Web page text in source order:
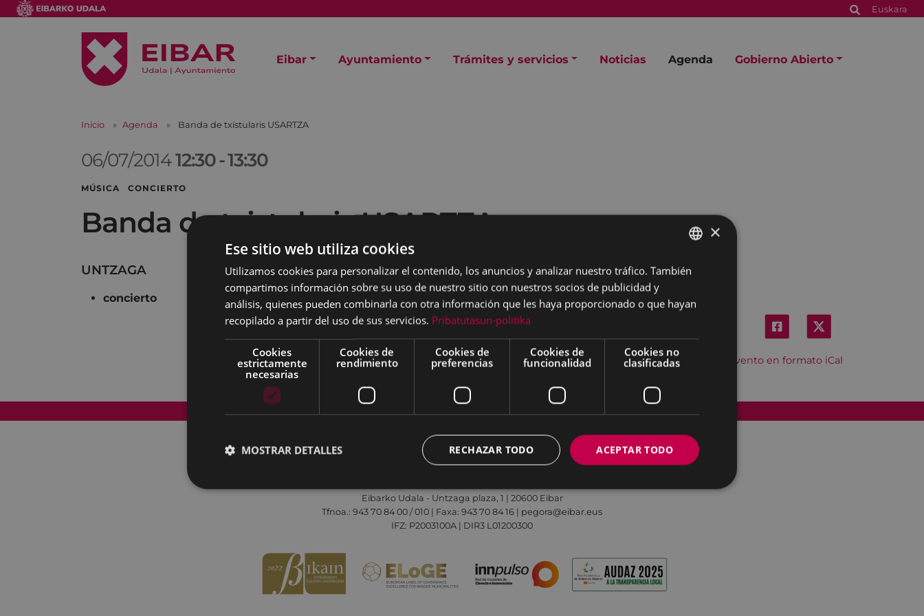
Euskara
Eibar Ayuntamiento Trámites y servicios Noticias Agenda Gobierno Abierto
Inicio Agenda Banda de txistularis USARTZA
06/07/201412:30-13:30
MÚSICA CONCIERTO
Banda de txistularis USARTZA
UNTZAGA
Descargar el evento en formato iCal
concierto
Eibarko Udala - Untzaga plaza, 1 | 20600 Eibar
Tfnoa.: 943 70 84 00 / 010 | Faxa: 943 70 84 16 | pegora@eibar.eus
IFZ: P2003100A | DIR3 L01200300
BASQUE
×
Ese sitio web utiliza cookies
Utilizamos cookies para personalizar el contenido, los anuncios y analizar nuestro tráfico. También
compartimos información sobre su uso de nuestro sitio con nuestros socios de publicidad y
análisis, quienes pueden combinarla con otra información que les haya proporcionado o que hayan
recopilado a partir del uso de sus servicios. Pribatutasun-politika
Cookies
estrictamente
necesarias
Cookies de
rendimiento
Cookies de
preferencias
Cookies de
funcionalidad
Cookies no
clasificadas
ACEPTAR TODO
RECHAZAR TODO
MOSTRAR DETALLES